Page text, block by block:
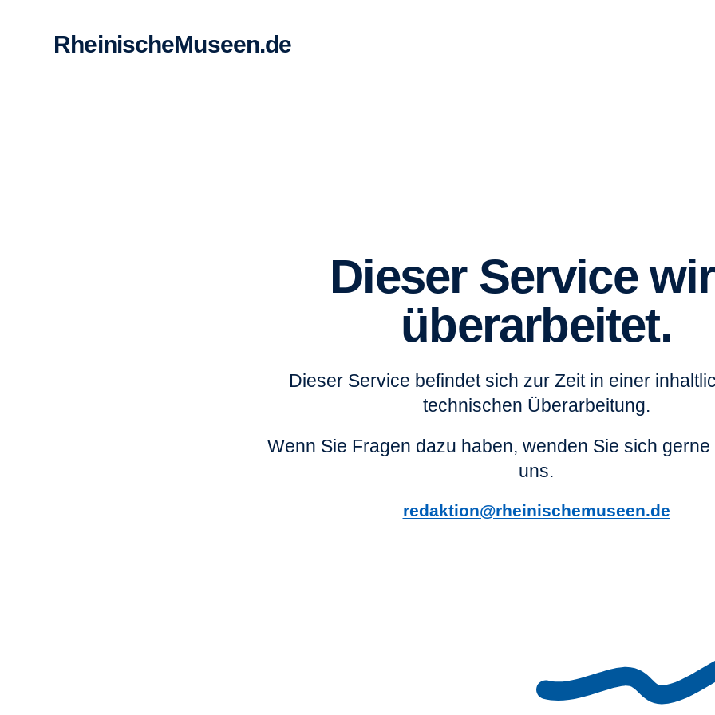
RheinischeMuseen.de
Dieser Service
überarbeitet.
Dieser Service befindet sich zur Zeit in einer
technischen Überarbeitung.
Wenn Sie Fragen dazu haben, wenden Sie sich gerne
uns.
redaktion@rheinischemuseen.de